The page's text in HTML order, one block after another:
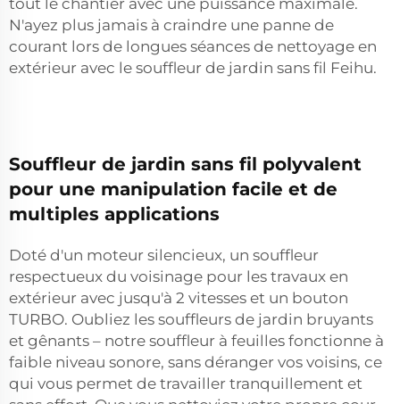
tout le chantier avec une puissance maximale.
N'ayez plus jamais à craindre une panne de
courant lors de longues séances de nettoyage en
extérieur avec le souffleur de jardin sans fil Feihu.
Souffleur de jardin sans fil polyvalent
pour une manipulation facile et de
multiples applications
Doté d'un moteur silencieux, un souffleur
respectueux du voisinage pour les travaux en
extérieur avec jusqu'à 2 vitesses et un bouton
TURBO. Oubliez les souffleurs de jardin bruyants
et gênants – notre souffleur à feuilles fonctionne à
faible niveau sonore, sans déranger vos voisins, ce
qui vous permet de travailler tranquillement et